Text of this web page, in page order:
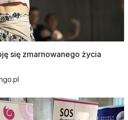
się zmarnowanego życia